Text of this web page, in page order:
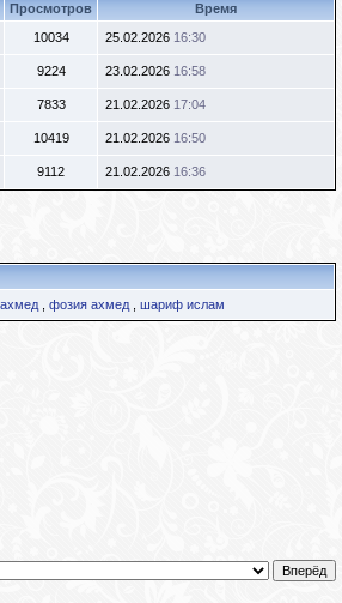
Просмотров Время
10034 25.02.2026 16:30
9224 23.02.2026 16:58
7833 21.02.2026 17:04
10419 21.02.2026 16:50
9112 21.02.2026 16:36
фозия ахмед шариф ислам